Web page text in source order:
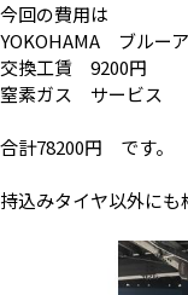
今回の費用は
YOKOHAMA ブル
交換工賃 9200円
窒素ガス サービス
合計78200円 です。
持込みタイヤ以外にも